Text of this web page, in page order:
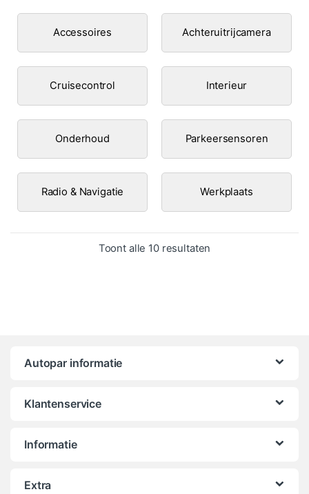
Accessoires Achteruitrijcamera
Cruisecontrol Interieur
Onderhoud Parkeersensoren
Radio & Navigatie Werkplaats
Toont alle 10 resultaten
Autopar informatie
Klantenservice
Informatie
Extra